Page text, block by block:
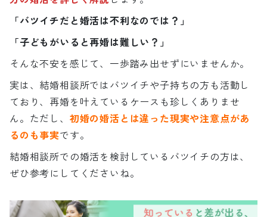
「バツイチだと婚活は不利なのでは？」
「子どもがいると再婚は難しい？」
そんな不安を感じて、一歩踏み出せずにいませんか。
実は、結婚相談所ではバツイチや子持ちの方も活動し
ており、再婚を叶えているケースも珍しくありませ
ん。ただし、 初婚の婚活とは違った現実や注意点があ
るのも事実です。
結婚相談所での婚活を検討しているバツイチの方は、
ぜひ参考にしてくださいね。